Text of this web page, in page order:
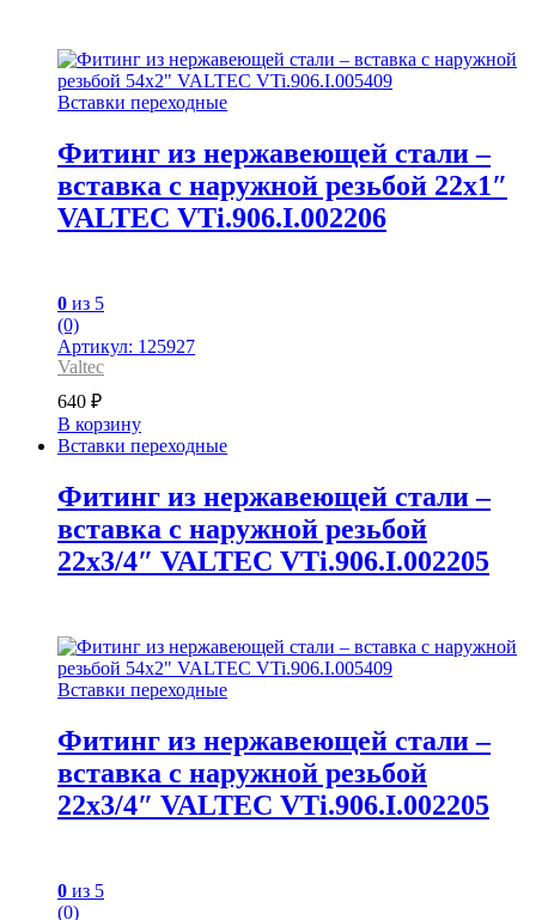
Вставки переходные
Фитинг из нержавеющей стали –
вставка с наружной резьбой 22х1″
VALTEC VTi.906.I.002206
0 из 5
(0)
Артикул: 125927
Valtec
640 ₽
В корзину
Вставки переходные
Фитинг из нержавеющей стали –
вставка с наружной резьбой
22х3/4″ VALTEC VTi.906.I.002205
Вставки переходные
Фитинг из нержавеющей стали –
вставка с наружной резьбой
22х3/4″ VALTEC VTi.906.I.002205
0 из 5
(0)